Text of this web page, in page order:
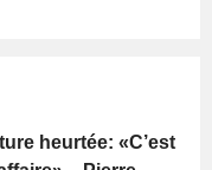
heurtée: «C’est